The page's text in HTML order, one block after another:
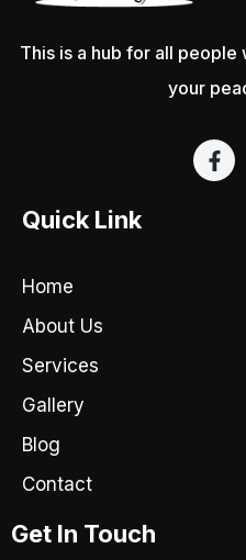
This is a hub for all people
your
F
a
Quick Link
Home
About Us
Services
Gallery
Blog
Contact
Get In Touch